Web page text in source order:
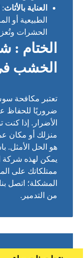
العناية بالأثاث:
الطبيعية أو
الحشرات
الختام
الخشب
تعتبر مكافحة
ضروريًا للحفاظ
الأضرار. إذا
منزلك أو مكان
هو الحل الأمثل.
يمكن لهذه
ممتلكاتك على
المشكلة؛ اتصل
من التدمير.